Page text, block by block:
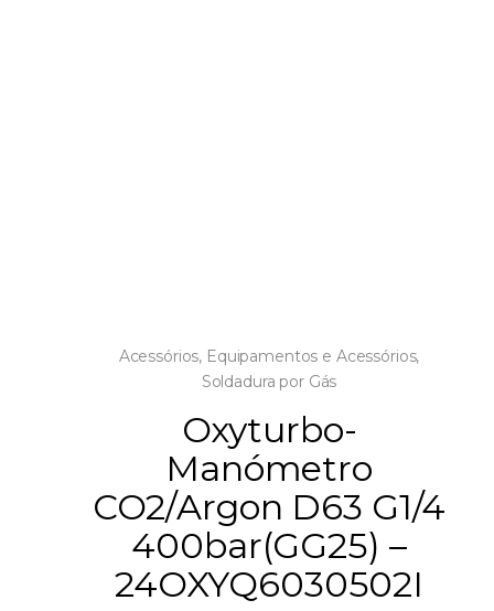
Acessórios, Equipamentos e Acessórios,
Soldadura por Gás
Oxyturbo-
Manómetro
CO2/Argon D63 G1/4
400bar(GG25) –
24OXYQ6030502I